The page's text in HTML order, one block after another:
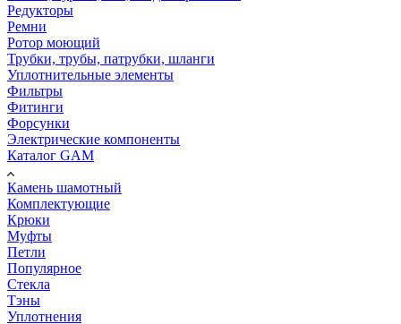
Редукторы
Ремни
Ротор моющий
Трубки, трубы, патрубки, шланги
Уплотнительные элементы
Фильтры
Фитинги
Форсунки
Электрические компоненты
Каталог GAM
Камень шамотный
Комплектующие
Крюки
Муфты
Петли
Популярное
Стекла
Тэны
Уплотнения